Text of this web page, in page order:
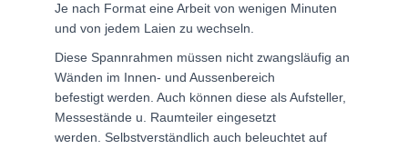
Je nach Format eine Arbeit von wenigen Minuten
und von jedem Laien zu wechseln.
Diese Spannrahmen müssen nicht zwangsläufig an
Wänden im Innen- und Aussenbereich
befestigt werden. Auch können diese als Aufsteller,
Messestände u. Raumteiler eingesetzt
werden. Selbstverständlich auch beleuchtet auf